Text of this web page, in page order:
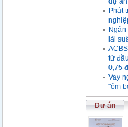
Phát
lãi
từ
0,75
Vay
"ôm
Dự án